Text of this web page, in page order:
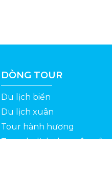
DÒNG TOUR
Du lịch biển
Du lịch xuân
Tour hành hương
Tour du lịch theo yêu cầu